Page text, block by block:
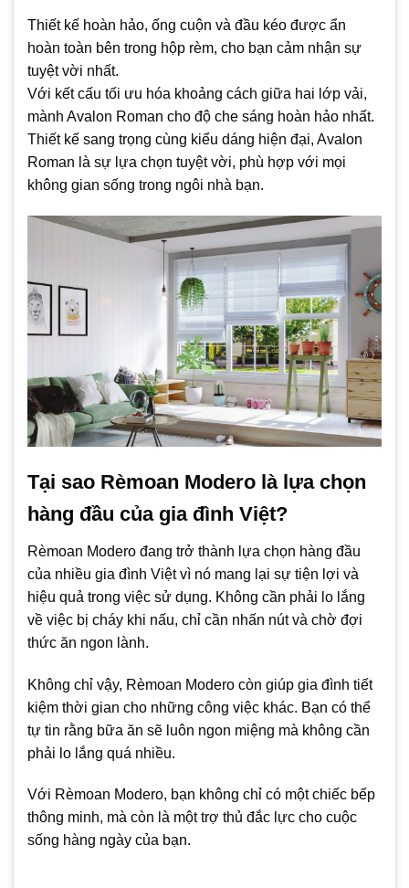
Thiết kế hoàn hảo, ống cuộn và đầu kéo được ẩn
hoàn toàn bên trong hộp rèm, cho bạn cảm nhận sự
tuyệt vời nhất.
Với kết cấu tối ưu hóa khoảng cách giữa hai lớp vải,
mành Avalon Roman cho độ che sáng hoàn hảo nhất.
Thiết kế sang trọng cùng kiểu dáng hiện đại, Avalon
Roman là sự lựa chọn tuyệt vời, phù hợp với mọi
không gian sống trong ngôi nhà bạn.
Tại sao Rèmoan Modero là lựa chọn
hàng đầu của gia đình Việt?
Rèmoan Modero đang trở thành lựa chọn hàng đầu
của nhiều gia đình Việt vì nó mang lại sự tiện lợi và
hiệu quả trong việc sử dụng. Không cần phải lo lắng
về việc bị cháy khi nấu, chỉ cần nhấn nút và chờ đợi
thức ăn ngon lành.
Không chỉ vậy, Rèmoan Modero còn giúp gia đình tiết
kiệm thời gian cho những công việc khác. Bạn có thể
tự tin rằng bữa ăn sẽ luôn ngon miệng mà không cần
phải lo lắng quá nhiều.
Với Rèmoan Modero, bạn không chỉ có một chiếc bếp
thông minh, mà còn là một trợ thủ đắc lực cho cuộc
sống hàng ngày của bạn.